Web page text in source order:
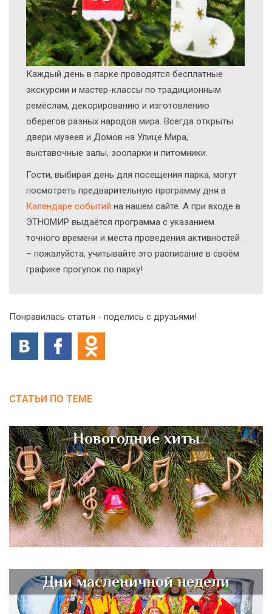
Каждый день в парке проводятся бесплатные
экскурсии и мастер-классы по традиционным
ремёслам, декорированию и изготовлению
оберегов разных народов мира. Всегда открыты
двери музеев и Домов на Улице Мира,
выставочные залы, зоопарки и питомники.
Гости, выбирая день для посещения парка, могут
посмотреть предварительную программу дня в
Календаре событий на нашем сайте. А при входе в
ЭТНОМИР выдаётся программа с указанием
точного времени и места проведения активностей
– пожалуйста, учитывайте это расписание в своём
графике прогулок по парку!
Понравилась статья - поделись с друзьями!
СТАТЬИ ПО ТЕМЕ
Новогодние хиты
Дни масленичной недели